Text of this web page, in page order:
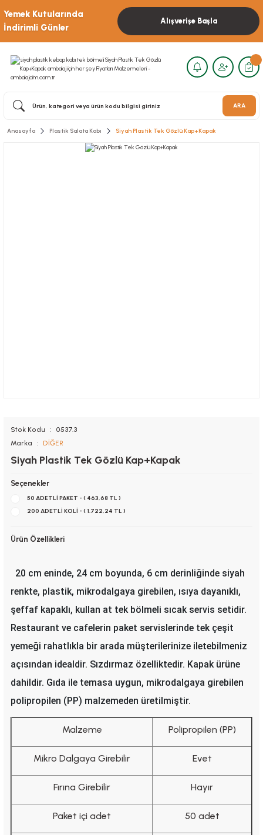
Yemek Kutularında
İndirimli Günler
Alışverişe Başla
ARA
Anasayfa Plastik Salata Kabı Siyah Plastik Tek Gözlü Kap+Kapak
Stok Kodu
0537.3
Marka
DİĞER
Siyah Plastik Tek Gözlü Kap+Kapak
Seçenekler
50 ADETLİ PAKET - ( 463,68 TL )
200 ADETLİ KOLİ - ( 1.722,24 TL )
Ürün Özellikleri
20 cm eninde, 24 cm boyunda, 6 cm derinliğinde siyah
renkte, plastik, mikrodalgaya girebilen, ısıya dayanıklı,
şeffaf kapaklı, kullan at tek bölmeli sıcak servis setidir.
Restaurant ve cafelerin paket servislerinde tek çeşit
yemeği rahatlıkla bir arada müşterilerinize iletebilmeniz
açısından idealdir. Sızdırmaz özelliktedir. Kapak ürüne
dahildir. Gıda ile temasa uygun, mikrodalgaya girebilen
polipropilen (PP) malzemeden üretilmiştir.
Malzeme Polipropilen (PP)
Mikro Dalgaya Girebilir Evet
Fırına Girebilir Hayır
Paket içi adet 50 adet